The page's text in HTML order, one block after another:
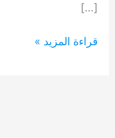
[…]
شركة
قراءة المزيد »